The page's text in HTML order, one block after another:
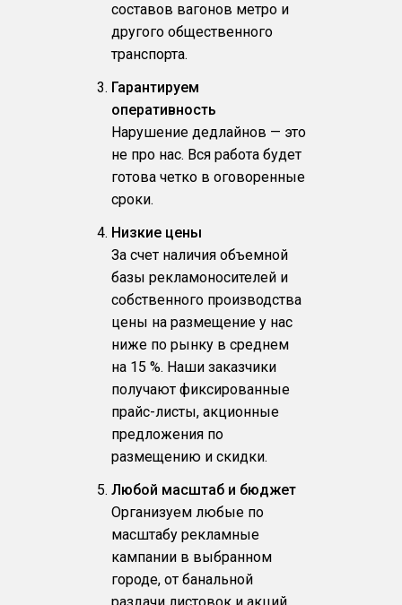
составов вагонов метро и
другого общественного
транспорта.
Гарантируем
оперативность
Нарушение дедлайнов — это
не про нас. Вся работа будет
готова четко в оговоренные
сроки.
Низкие цены
За счет наличия объемной
базы рекламоносителей и
собственного производства
цены на размещение у нас
ниже по рынку в среднем
на 15 %. Наши заказчики
получают фиксированные
прайс-листы, акционные
предложения по
размещению и скидки.
Любой масштаб и бюджет
Организуем любые по
масштабу рекламные
кампании в выбранном
городе, от банальной